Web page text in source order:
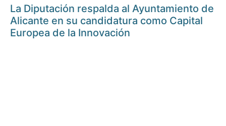
La Diputación respalda al Ayuntamiento de
Alicante en su candidatura como Capital
Europea de la Innovación